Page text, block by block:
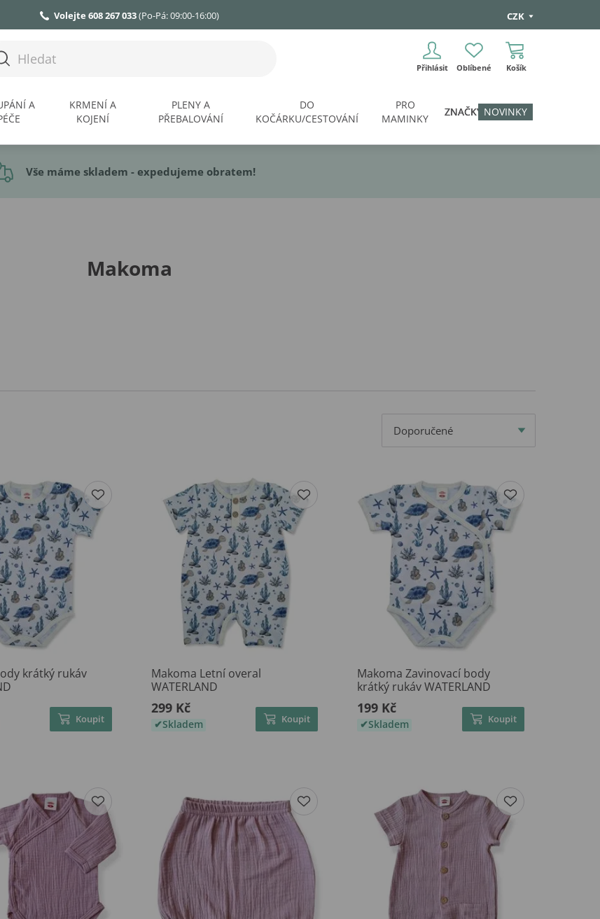
Volejte 608 267 033(Po-Pá: 09:00-16:00) CZK
Přihlásit Oblíbené Košík
A
KRMENÍ A
KOJENÍ
PLENY A
PŘEBALOVÁNÍ
DO
KOČÁRKU/CESTOVÁNÍ
PRO
MAMINKY
ZNAČKY NOVINKY
Vše máme skladem - expedujeme obratem!
Makoma
Doporučené
krátký rukáv
Koupit
Makoma Letní overal
WATERLAND
299 Kč
Skladem Koupit
Makoma Zavinovací body
krátký rukáv WATERLAND
199 Kč
Skladem Koupit